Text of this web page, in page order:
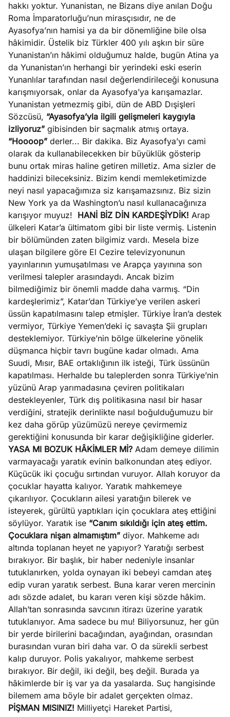
hakkı yoktur. Yunanistan, ne Bizans diye anılan Doğu
Roma İmparatorluğu’nun mirasçısıdır, ne de
Ayasofya’nın hamisi ya da bir dönemliğine bile olsa
hâkimidir. Üstelik biz Türkler 400 yılı aşkın bir süre
Yunanistan’ın hâkimi olduğumuz halde, bugün Atina ya
da Yunanistan’ın herhangi bir yerindeki eski eserin
Yunanlılar tarafından nasıl değerlendirileceği konusuna
karışmıyorsak, onlar da Ayasofya’ya karışamazlar.
Yunanistan yetmezmiş gibi, dün de ABD Dışişleri
Sözcüsü, “Ayasofya’yla ilgili gelişmeleri kaygıyla
izliyoruz” gibisinden bir saçmalık atmış ortaya.
“Hoooop” derler... Bir dakika. Biz Ayasofya’yı cami
olarak da kullanabilecekken bir büyüklük gösterip
bunu ortak miras haline getiren milletiz. Ama sizler de
haddinizi bileceksiniz. Bizim kendi memleketimizde
neyi nasıl yapacağımıza siz karışamazsınız. Biz sizin
New York ya da Washington’u nasıl kullanacağınıza
karışıyor muyuz! HANİ BİZ DİN KARDEŞİYDİK! Arap
ülkeleri Katar’a ültimatom gibi bir liste vermiş. Listenin
bir bölümünden zaten bilgimiz vardı. Mesela bize
ulaşan bilgilere göre El Cezire televizyonunun
yayınlarının yumuşatılması ve Arapça yayınına son
verilmesi talepler arasındaydı. Ancak bizim
bilmediğimiz bir önemli madde daha varmış. “Din
kardeşlerimiz”, Katar’dan Türkiye’ye verilen askeri
üssün kapatılmasını talep etmişler. Türkiye İran’a destek
vermiyor, Türkiye Yemen’deki iç savaşta Şii grupları
desteklemiyor. Türkiye’nin bölge ülkelerine yönelik
düşmanca hiçbir tavrı bugüne kadar olmadı. Ama
Suudi, Mısır, BAE ortaklığının ilk isteği, Türk üssünün
kapatılması. Herhalde bu taleplerden sonra Türkiye’nin
yüzünü Arap yarımadasına çeviren politikaları
destekleyenler, Türk dış politikasına nasıl bir hasar
verdiğini, stratejik derinlikte nasıl boğulduğumuzu bir
kez daha görüp yüzümüzü nereye çevirmemiz
gerektiğini konusunda bir karar değişikliğine giderler.
YASA MI BOZUK HÂKİMLER Mİ? Adam demeye dilimin
varmayacağı yaratık evinin balkonundan ateş ediyor.
Küçücük iki çocuğu sırtından vuruyor. Allah koruyor da
çocuklar hayatta kalıyor. Yaratık mahkemeye
çıkarılıyor. Çocukların ailesi yaratığın bilerek ve
isteyerek, gürültü yaptıkları için çocuklara ateş ettiğini
söylüyor. Yaratık ise “Canım sıkıldığı için ateş ettim.
Çocuklara nişan almamıştım” diyor. Mahkeme adı
altında toplanan heyet ne yapıyor? Yaratığı serbest
bırakıyor. Bir başlık, bir haber nedeniyle insanlar
tutuklanırken, yolda oynayan iki bebeyi camdan ateş
edip vuran yaratık serbest. Buna karar veren mercinin
adı sözde adalet, bu kararı veren kişi sözde hâkim.
Allah’tan sonrasında savcının itirazı üzerine yaratık
tutuklanıyor. Ama sadece bu mu! Biliyorsunuz, her gün
bir yerde birilerini bacağından, ayağından, orasından
burasından vuran biri daha var. O da sürekli serbest
kalıp duruyor. Polis yakalıyor, mahkeme serbest
bırakıyor. Bir değil, iki değil, beş değil. Burada ya
hâkimlerde bir iş var ya da yasalarda. Suç hangisinde
bilemem ama böyle bir adalet gerçekten olmaz.
PİŞMAN MISINIZ! Milliyetçi Hareket Partisi,